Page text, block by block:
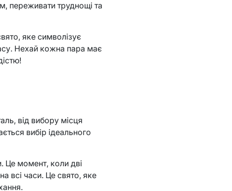
переживати труднощі та
яке символізує
Нехай кожна пара має
від вибору місця
вибір ідеального
Це момент, коли дві
всі часи. Це свято, яке